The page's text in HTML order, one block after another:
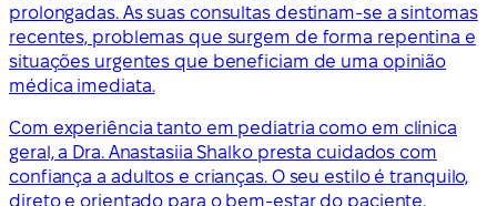
prolongadas. As suas consultas destinam-se a sintomas
recentes, problemas que surgem de forma repentina e
situações urgentes que beneficiam de uma opinião
médica imediata.
Com experiência tanto em pediatria como em clínica
geral, a Dra. Anastasiia Shalko presta cuidados com
confiança a adultos e crianças. O seu estilo é tranquilo,
direto e orientado para o bem-estar do paciente,